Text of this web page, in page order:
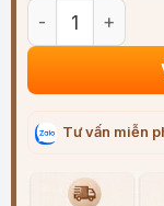
Vè che mưa xe
Tư vấn miễn